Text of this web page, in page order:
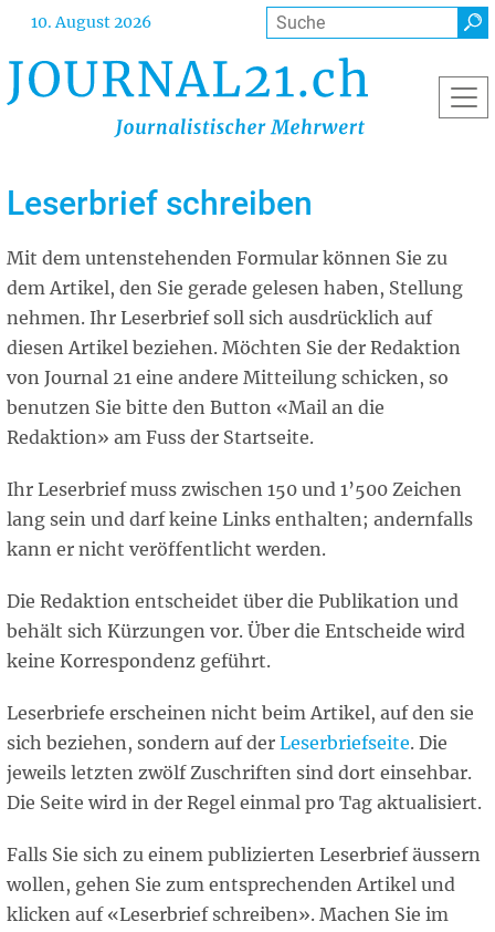
Direkt
Inhalt
10. August 2026 Suche
Leserbrief schreiben
Mit dem untenstehenden Formular können Sie zu
dem Artikel, den Sie gerade gelesen haben, Stellung
nehmen. Ihr Leserbrief soll sich ausdrücklich auf
diesen Artikel beziehen. Möchten Sie der Redaktion
von Journal 21 eine andere Mitteilung schicken, so
benutzen Sie bitte den Button «Mail an die
Redaktion» am Fuss der Startseite.
Ihr Leserbrief muss zwischen 150 und 1’500 Zeichen
lang sein und darf keine Links enthalten; andernfalls
kann er nicht veröffentlicht werden.
Die Redaktion entscheidet über die Publikation und
behält sich Kürzungen vor. Über die Entscheide wird
keine Korrespondenz geführt.
Leserbriefe erscheinen nicht beim Artikel, auf den sie
sich beziehen, sondern auf der Leserbriefseite. Die
jeweils letzten zwölf Zuschriften sind dort einsehbar.
Die Seite wird in der Regel einmal pro Tag aktualisiert.
Falls Sie sich zu einem publizierten Leserbrief äussern
wollen, gehen Sie zum entsprechenden Artikel und
klicken auf «Leserbrief schreiben». Machen Sie im